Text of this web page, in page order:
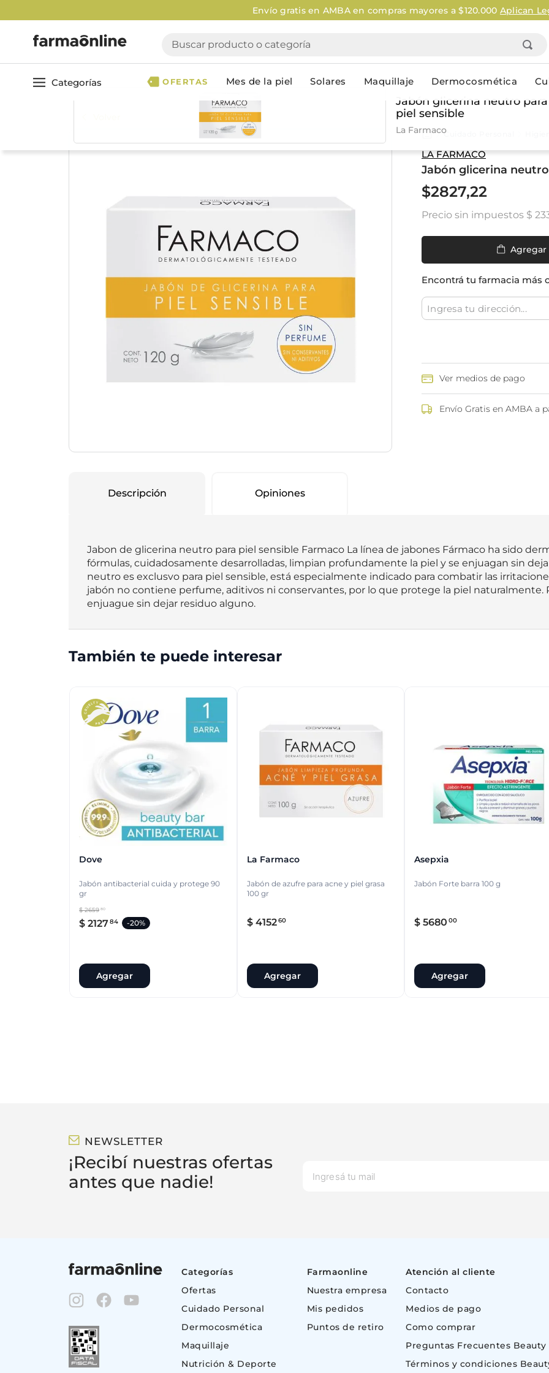
Envío gratis en AMBA en compras mayores a $120.000 Aplican
Buscar producto o categoría
Categorías
Dermocosmética
Ver todoCuidado Personal
Cuidado del Cabello
Shampoo
Tratamientos capilares
Cuidado de la piel Higiene
Productos
Jabon
Protección Femenina
Cuidado intimo
Protectores diarios
Copas menstruales
Tampones
Toallas con y sin alas
Talcos & polvos pédicos
Polvos pédicos
Espacio
OFERTAS Mes de la piel Solares Maquillaje Dermocosmética
Jabón glicerina neutro para
piel sensible
La FarmacoCuidado Personal
LA FARMACO
Jabón glicerina
$2827,22
Precio sin impuestos $
Agregar
Encontrá tu farmacia más
Ver medios de pago
Envío Gratis en AMBA a
Descripción Opiniones
Jabon de glicerina neutro para piel sensible Farmaco La línea de jabones Fármaco ha sido
fórmulas, cuidadosamente desarrolladas, limpian profundamente la piel y se enjuagan sin
neutro es exclusvo para piel sensible, está especialmente indicado para combatir las
jabón no contiene perfume, aditivos ni conservantes, por lo que protege la piel
enjuague sin dejar residuo alguno.
También te puede interesar
Dove
Jabón antibacterial cuida y protege 90
gr
$ 2659 80
$ 212784 -20%
Agregar
La Farmaco
Jabón de azufre para acne y piel grasa
100 gr
$ 415260
Agregar
Asepxia
Jabón Forte barra 100 g
$ 5680 00
Agregar
NEWSLETTER
¡Recibí nuestras ofertas
antes que nadie!
Categorías
Ofertas
Cuidado Personal
Dermocosmética
Maquillaje
Nutrición & Deporte
Farmaonline
Nuestra empresa
Mis pedidos
Puntos de retiro
Atención al cliente
Contacto
Medios de pago
Como comprar
Preguntas Frecuentes Beauty
Términos y condiciones